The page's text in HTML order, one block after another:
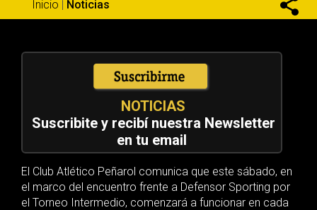
Inicio | Noticias
NOTICIAS
Suscribite y recibí nuestra Newsletter
en tu email
El Club Atlético Peñarol comunica que este sábado, en
el marco del encuentro frente a Defensor Sporting por
el Torneo Intermedio, comenzará a funcionar en cada